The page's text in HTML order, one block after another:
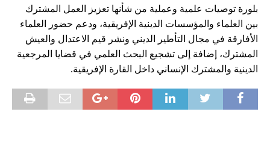
بلورة توصيات علمية وعملية من شأنها تعزيز العمل المشترك
بين العلماء والمؤسسات الدينية الإفريقية، ودعم حضور العلماء
الأفارقة في مجال التأطير الديني ونشر قيم الاعتدال والعيش
المشترك، إضافة إلى تشجيع البحث العلمي في قضايا المرجعية
الدينية والمشترك الإنساني داخل القارة الإفريقية.